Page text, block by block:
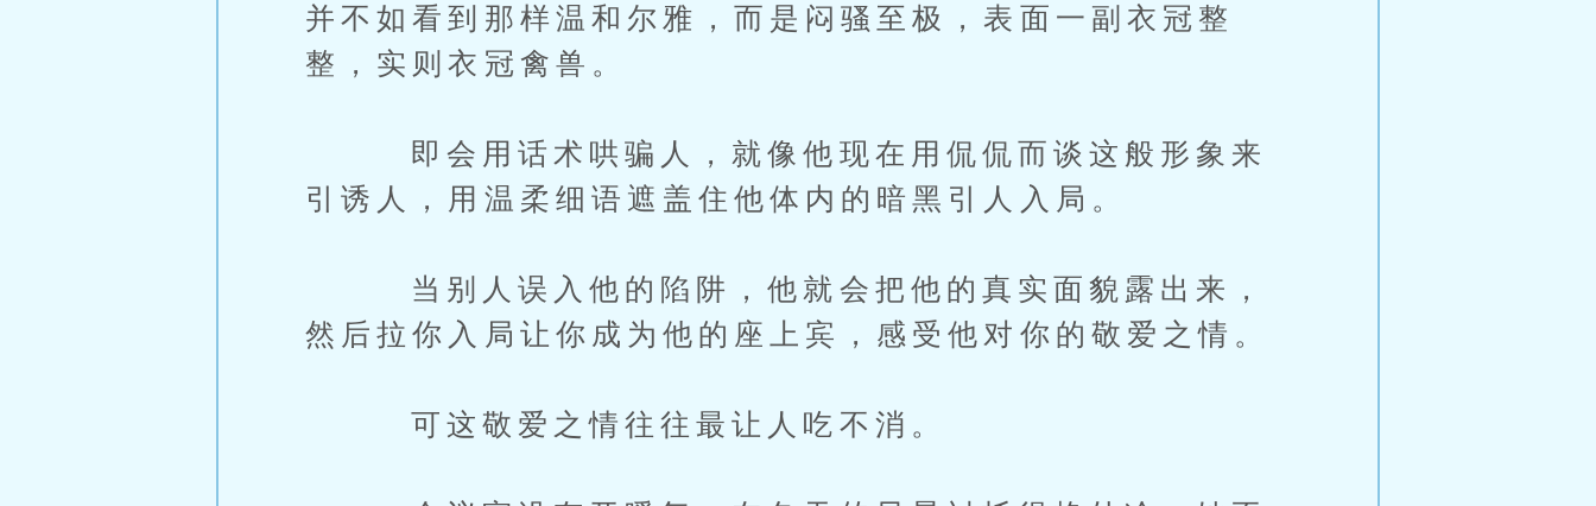
并不如看到那样温和尔雅，而是闷骚至极，表面一副衣冠整
整，实则衣冠禽兽。
即会用话术哄骗人，就像他现在用侃侃而谈这般形象来
引诱人，用温柔细语遮盖住他体内的暗黑引人入局。
当别人误入他的陷阱，他就会把他的真实面貌露出来，
然后拉你入局让你成为他的座上宾，感受他对你的敬爱之情。
可这敬爱之情往往最让人吃不消。